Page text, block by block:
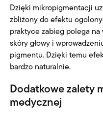
Dzięki mikropigmentacji
zbliżony do efektu
praktyce zabieg polega
skóry głowy i
pigmentu. Dzięki temu
bardzo naturalnie.
Dodatkowe zalety
medycznej